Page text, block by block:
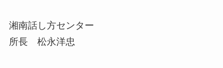
湘南話し方センター
所長 松永洋忠